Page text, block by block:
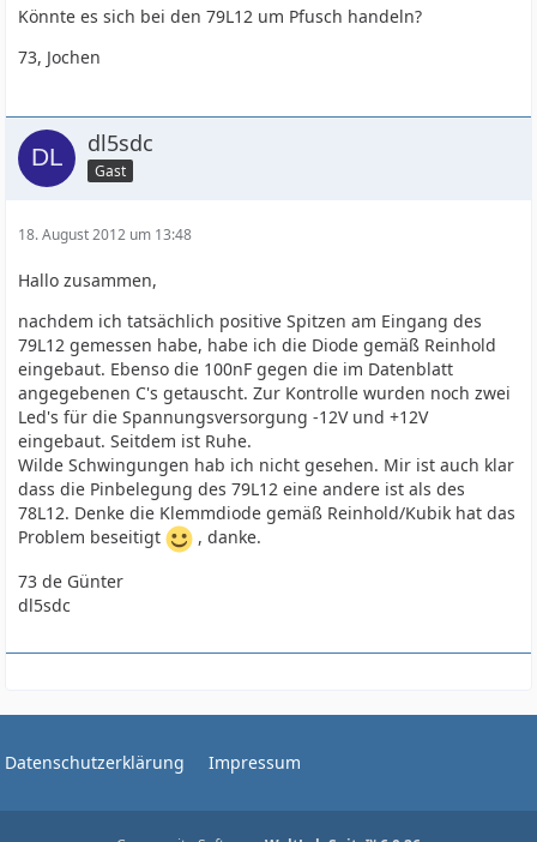
Könnte es sich bei den 79L12 um Pfusch handeln?
73, Jochen
dl5sdc
Gast
18. August 2012 um 13:48
Hallo zusammen,
nachdem ich tatsächlich positive Spitzen am Eingang des
79L12 gemessen habe, habe ich die Diode gemäß Reinhold
eingebaut. Ebenso die 100nF gegen die im Datenblatt
angegebenen C's getauscht. Zur Kontrolle wurden noch zwei
Led's für die Spannungsversorgung -12V und +12V
eingebaut. Seitdem ist Ruhe.
Wilde Schwingungen hab ich nicht gesehen. Mir ist auch klar
dass die Pinbelegung des 79L12 eine andere ist als des
78L12. Denke die Klemmdiode gemäß Reinhold/Kubik hat das
Problem beseitigt
, danke.
73 de Günter
dl5sdc
Datenschutzerklärung Impressum